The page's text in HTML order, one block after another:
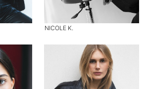
NICOLE K.